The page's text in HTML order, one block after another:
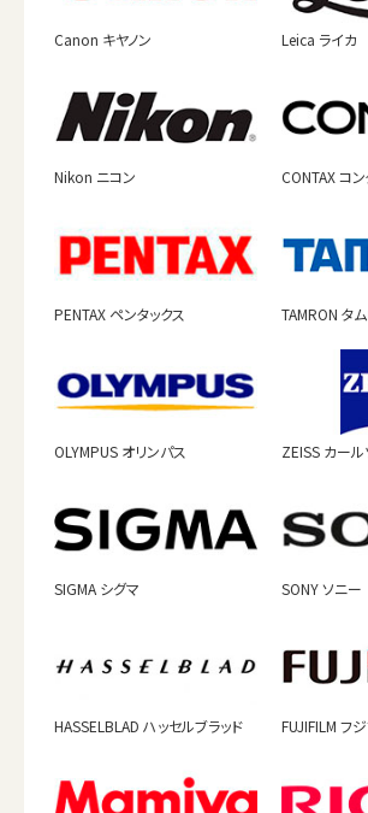
Canon キヤノン Leica ライカ
Nikon ニコン CONTAX コン
PENTAX ペンタックス TAMRON タ
OLYMPUS オリンパス ZEISS カール
SIGMA シグマ SONY ソニー
HASSELBLAD ハッセルブラッド FUJIFILM フ